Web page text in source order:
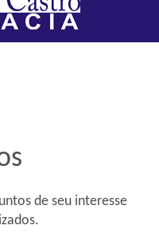
de seu interesse